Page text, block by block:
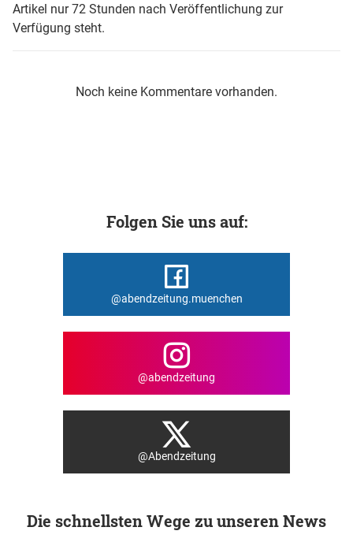
Artikel nur 72 Stunden nach Veröffentlichung zur
Verfügung steht.
Noch keine Kommentare vorhanden.
Folgen Sie uns auf:
@abendzeitung.muenchen
@abendzeitung
@Abendzeitung
Die schnellsten Wege zu unseren News